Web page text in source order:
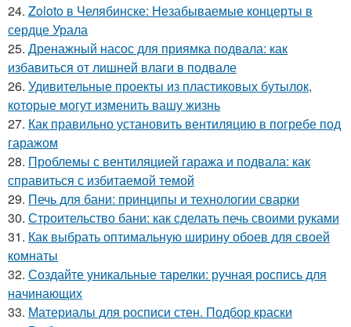
24. Zoloto в Челябинске: Незабываемые концерты в
сердце Урала
25. Дренажный насос для приямка подвала: как
избавиться от лишней влаги в подвале
26. Удивительные проекты из пластиковых бутылок,
которые могут изменить вашу жизнь
27. Как правильно установить вентиляцию в погребе под
гаражом
28. Проблемы с вентиляцией гаража и подвала: как
справиться с избитаемой темой
29. Печь для бани: принципы и технологии сварки
30. Строительство бани: как сделать печь своими руками
31. Как выбрать оптимальную ширину обоев для своей
комнаты
32. Создайте уникальные тарелки: ручная роспись для
начинающих
33. Материалы для росписи стен. Подбор краски